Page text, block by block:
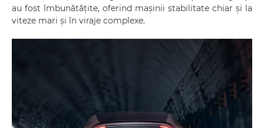
au fost îmbunătățite, oferind mașinii stabilitate chiar și la
viteze mari și în viraje complexe.